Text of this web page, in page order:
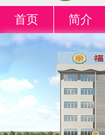
首页 简介